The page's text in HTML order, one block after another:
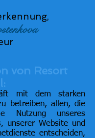
von Resort
mit dem starken
betreiben, allen, die
Nutzung unseres
unserer Website und
entscheiden,